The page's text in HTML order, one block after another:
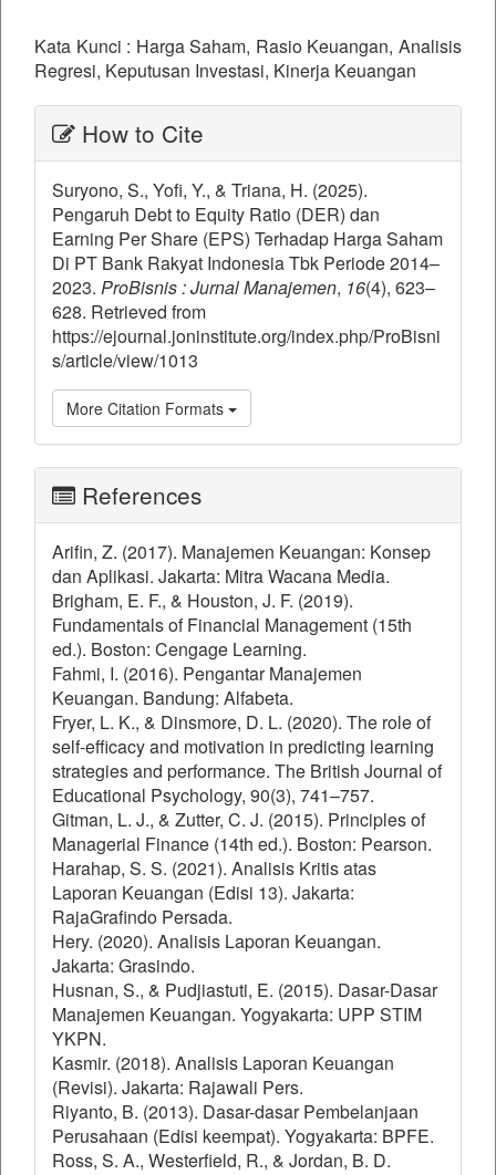
Kata Kunci : Harga Saham, Rasio Keuangan, Analisis
Regresi, Keputusan Investasi, Kinerja Keuangan
How to Cite
Suryono, S., Yofi, Y., & Triana, H. (2025).
Pengaruh Debt to Equity Ratio (DER) dan
Earning Per Share (EPS) Terhadap Harga Saham
Di PT Bank Rakyat Indonesia Tbk Periode 2014–
2023. ProBisnis : Jurnal Manajemen, 16(4), 623–
628. Retrieved from
https://ejournal.joninstitute.org/index.php/ProBisni
s/article/view/1013
More Citation Formats
References
Arifin, Z. (2017). Manajemen Keuangan: Konsep
dan Aplikasi. Jakarta: Mitra Wacana Media.
Brigham, E. F., & Houston, J. F. (2019).
Fundamentals of Financial Management (15th
ed.). Boston: Cengage Learning.
Fahmi, I. (2016). Pengantar Manajemen
Keuangan. Bandung: Alfabeta.
Fryer, L. K., & Dinsmore, D. L. (2020). The role of
self-efficacy and motivation in predicting learning
strategies and performance. The British Journal of
Educational Psychology, 90(3), 741–757.
Gitman, L. J., & Zutter, C. J. (2015). Principles of
Managerial Finance (14th ed.). Boston: Pearson.
Harahap, S. S. (2021). Analisis Kritis atas
Laporan Keuangan (Edisi 13). Jakarta:
RajaGrafindo Persada.
Hery. (2020). Analisis Laporan Keuangan.
Jakarta: Grasindo.
Husnan, S., & Pudjiastuti, E. (2015). Dasar-Dasar
Manajemen Keuangan. Yogyakarta: UPP STIM
YKPN.
Kasmir. (2018). Analisis Laporan Keuangan
(Revisi). Jakarta: Rajawali Pers.
Riyanto, B. (2013). Dasar-dasar Pembelanjaan
Perusahaan (Edisi keempat). Yogyakarta: BPFE.
Ross, S. A., Westerfield, R., & Jordan, B. D.